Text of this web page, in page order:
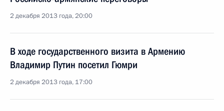
2 декабря 2013 года, 20:00
В ходе государственного визита в Армению
Владимир Путин посетил Гюмри
2 декабря 2013 года, 17:00